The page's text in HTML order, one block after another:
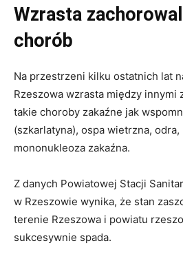
Wzrasta
chorób
Na przestrzeni kilku ostatnich lat
Rzeszowa wzrasta między innymi
takie choroby zakaźne jak
(szkarlatyna), ospa wietrzna, odra,
mononukleoza zakaźna.
Z danych Powiatowej Stacji
w Rzeszowie wynika, że stan
terenie Rzeszowa i powiatu
sukcesywnie spada.